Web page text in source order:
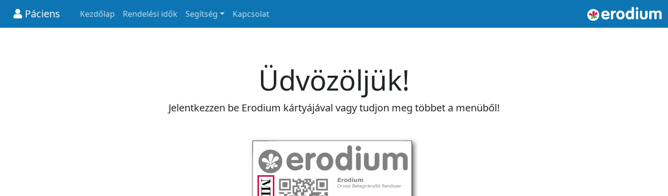
Páciens Kezdőlap Rendelési idők Segítség Kapcsolat
Üdvözöljük!
Jelentkezzen be Erodium kártyájával vagy tudjon meg többet a menüből!